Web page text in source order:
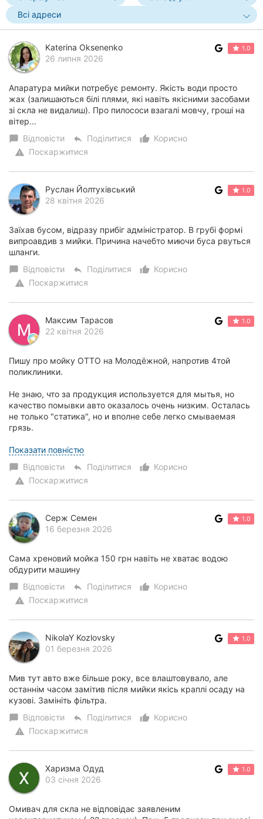
Всі адреси
Katerina Oksenenko
26 липня 2026
1.0
Апаратура мийки потребує ремонту. Якість води просто
жах (залишаються білі плями, які навіть якісними засобами
зі скла не видалиш). Про пилососи взагалі мовчу, гроші на
вітер...
chat_bubble Відповісти reply Поділитися thumb_up_alt
Корисно
warning Поскаржитися
Руслан Йолтухівський
28 квітня 2026
1.0
Заїхав бусом, відразу прибіг адміністратор. В грубі формі
випроавдив з мийки. Причина начебто миючи буса рвуться
шланги.
chat_bubble Відповісти reply Поділитися thumb_up_alt
Корисно
warning Поскаржитися
Максим Тарасов
22 квітня 2026
1.0
Пишу про мойку ОТТО на Молодёжной, напротив 4той
поликлиники.
Не знаю, что за продукция используется для мытья, но
качество помывки авто оказалось очень низким. Осталась
не только "статика", но и вполне себе легко смываемая
грязь.
Не увидел осмотич...
Показати повністю
chat_bubble Відповісти reply Поділитися thumb_up_alt
Корисно
warning Поскаржитися
Серж Семен
16 березня 2026
1.0
Сама хреновий мойка 150 грн навіть не хватає водою
обдурити машину
chat_bubble Відповісти reply Поділитися thumb_up_alt
Корисно
warning Поскаржитися
NikolaY Kozlovsky
01 березня 2026
1.0
Мив тут авто вже більше року, все влаштовувало, але
останнім часом замітив після мийки якісь краплі осаду на
кузові. Замініть фільтра.
chat_bubble Відповісти reply Поділитися thumb_up_alt
Корисно
warning Поскаржитися
Харизма Одуд
03 січня 2026
1.0
Омивач для скла не відповідає заявленим